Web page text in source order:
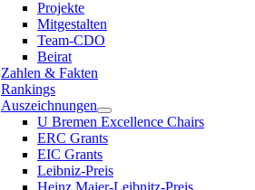
Projekte
Mitgestalten
Team-CDO
Beirat
Zahlen & Fakten
Rankings
Auszeichnungen
U Bremen Excellence Chairs
ERC Grants
EIC Grants
Leibniz-Preis
Heinz Maier-Leibnitz-Preis